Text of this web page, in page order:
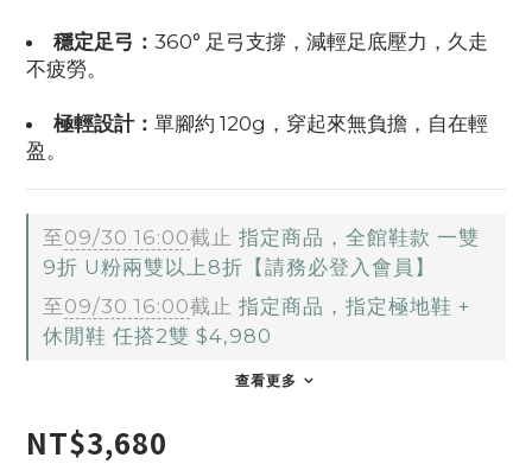
穩定足弓： 360° 足弓支撐，減輕足底壓力，久走
不疲勞。
極輕設計： 單腳約 120g，穿起來無負擔，自在輕
盈。
至09/30 16:00截止 指定商品，全館鞋款 一雙
9折 U粉兩雙以上8折【請務必登入會員】
至09/30 16:00截止 指定商品，指定極地鞋 +
休閒鞋 任搭2雙 $4,980
查看更多
NT$3,680